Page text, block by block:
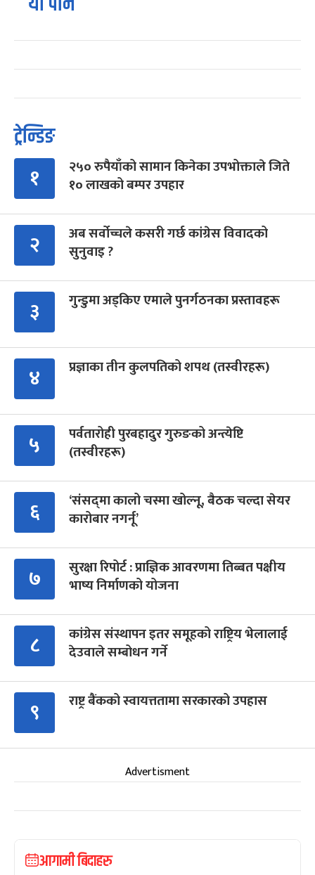
ट्रेन्डिङ
१
२५० रुपैयाँको सामान किनेका उपभोक्ताले जिते
१० लाखको बम्पर उपहार
२
अब सर्वोच्चले कसरी गर्छ कांग्रेस विवादको
सुनुवाइ ?
३ गुन्डुमा अड्किए एमाले पुनर्गठनका प्रस्तावहरू
४ प्रज्ञाका तीन कुलपतिको शपथ (तस्वीरहरू)
५
पर्वतारोही पुरबहादुर गुरुङको अन्त्येष्टि
(तस्वीरहरू)
६
‘संसद्‍मा कालो चस्मा खोल्नू, बैठक चल्दा सेयर
कारोबार नगर्नू’
७
सुरक्षा रिपोर्ट : प्राज्ञिक आवरणमा तिब्बत पक्षीय
भाष्य निर्माणको योजना
८
कांग्रेस संस्थापन इतर समूहको राष्ट्रिय भेलालाई
देउवाले सम्बोधन गर्ने
९ राष्ट्र बैंकको स्वायत्ततामा सरकारको उपहास
Advertisment
आगामी बिदाहरु